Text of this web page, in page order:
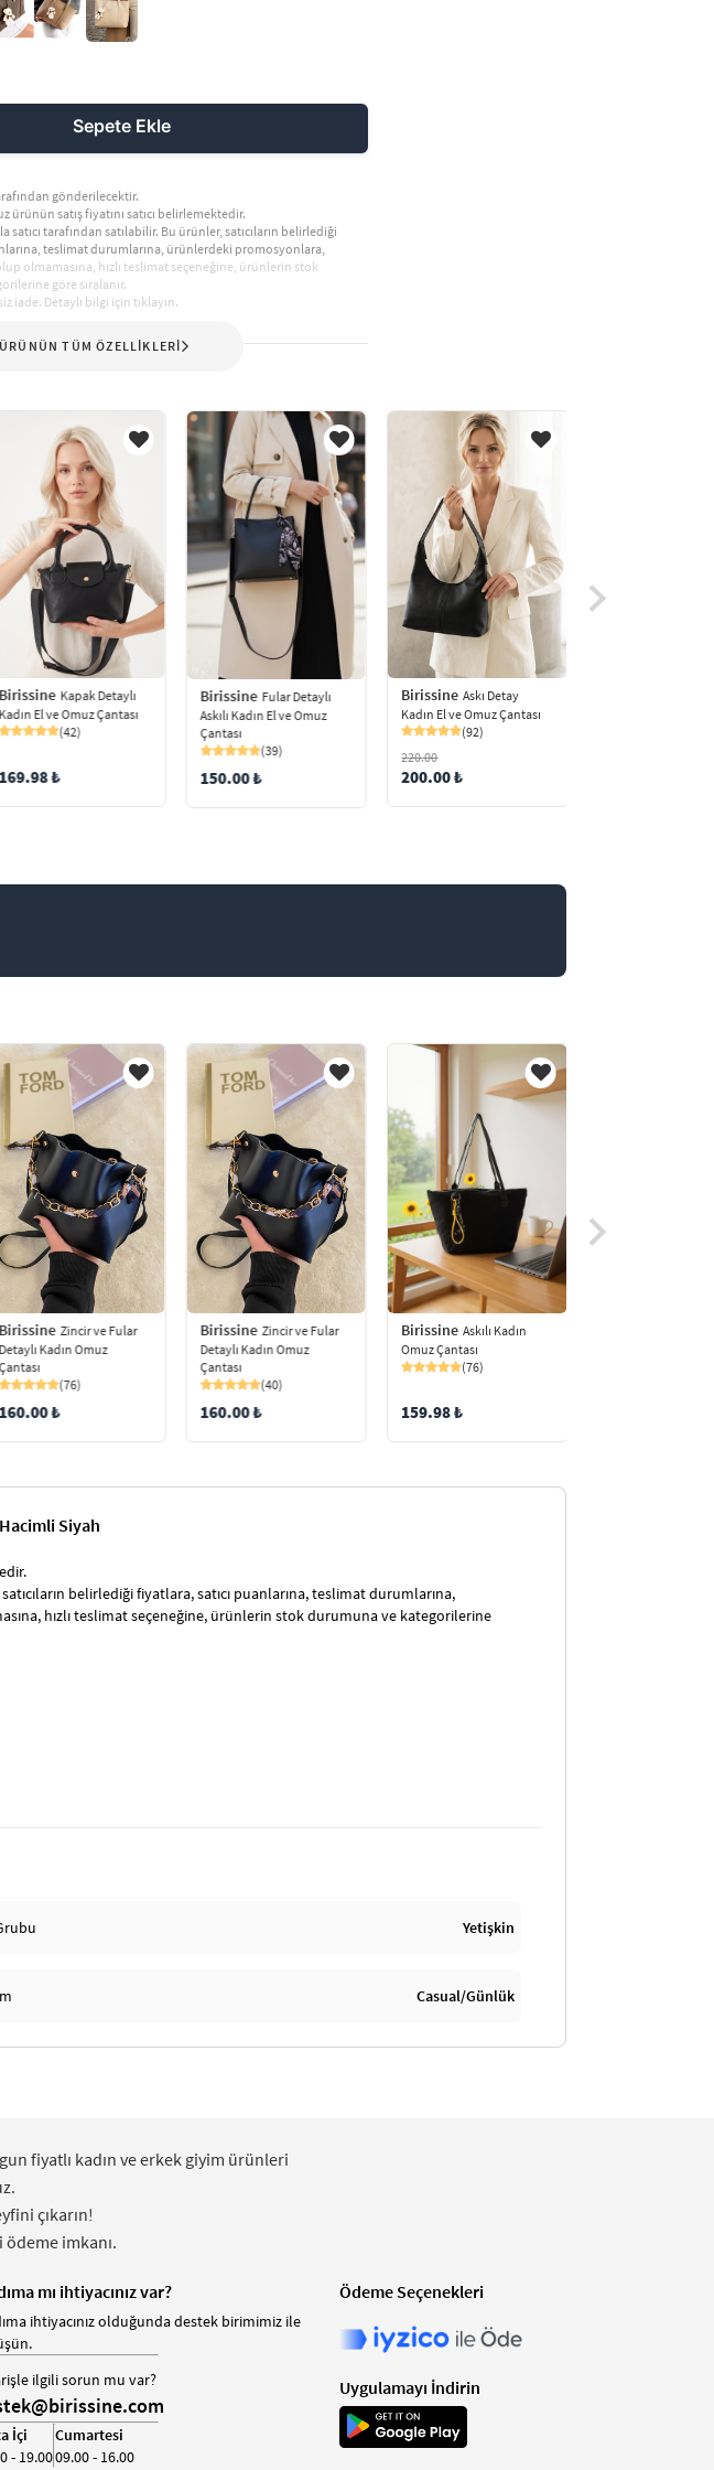
Sepete Ekle
gönderilecektir.
ürünün satış fiyatını satıcı belirlemektedir.
satıcı tarafından satılabilir. Bu ürünler, satıcıların belirlediği
teslimat durumlarına, ürünlerdeki promosyonlara,
olmamasına, hızlı teslimat seçeneğine, ürünlerin stok
göre sıralanır.
iade. Detaylı bilgi için tıklayın.
ÜRÜNÜN TÜM ÖZELLİKLERİ
Birissine Kapak Detaylı
Kadın El ve Omuz Çantası
(42)
169.98 ₺
Birissine Fular Detaylı
Askılı Kadın El ve Omuz
Çantası
(39)
150.00 ₺
Birissine Askı Detay
Kadın El ve Omuz Çantası
(92)
220.00
200.00 ₺
Birissine Zincir ve Fular
Detaylı Kadın Omuz
Çantası
(76)
160.00 ₺
Birissine Zincir ve Fular
Detaylı Kadın Omuz
Çantası
(40)
160.00 ₺
Birissine Askılı Kadın
Omuz Çantası
(76)
159.98 ₺
Hacimli Siyah
belirlediği fiyatlara, satıcı puanlarına, teslimat durumlarına,
hızlı teslimat seçeneğine, ürünlerin stok durumuna ve kategorilerine
Yetişkin
Casual/Günlük
fiyatlı kadın ve erkek giyim ürünleri
çıkarın!
ödeme imkanı.
mı ihtiyacınız var?
ihtiyacınız olduğunda destek birimimiz ile
ilgili sorun mu var?
İçi
- 19.00
Cumartesi
09.00 - 16.00
Ödeme Seçenekleri
Uygulamayı İndirin